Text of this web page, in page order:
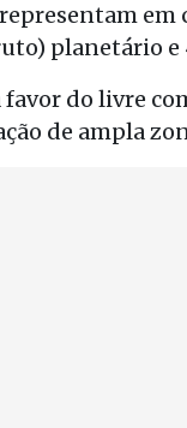
planetário e
favor do livre
de ampla